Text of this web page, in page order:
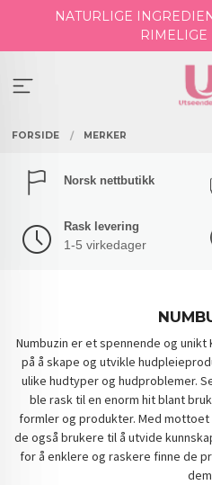
NATURLIGE
RIMELIGE
FORSIDE MERKER
Norsk nettbutikk
Rask levering
1-5 virkedager
Numbuzin er et spennende og
på å skape og utvikle
ulike hudtyper og hudproblemer.
ble rask til en enorm hit blant
formler og produkter. Med mottoet
de også brukere til å utvide
for å enklere og raskere finne de